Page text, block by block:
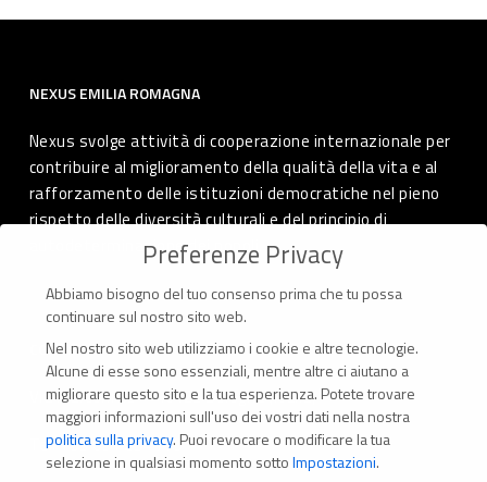
NEXUS EMILIA ROMAGNA
Nexus svolge attività di cooperazione internazionale per
contribuire al miglioramento della qualità della vita e al
rafforzamento delle istituzioni democratiche nel pieno
rispetto delle diversità culturali e del principio di
autodeterminazione dei popoli.
CONTATTI
Via Marconi 69 – 40122 Bologna (Italia)
Tel. +39 051 294 775
Preferenze Privacy
Abbiamo bisogno del tuo consenso prima che tu possa
continuare sul nostro sito web.
Nel nostro sito web utilizziamo i cookie e altre tecnologie.
Alcune di esse sono essenziali, mentre altre ci aiutano a
migliorare questo sito e la tua esperienza. Potete trovare
maggiori informazioni sull'uso dei vostri dati nella nostra
politica sulla privacy. Puoi revocare o modificare la tua
selezione in qualsiasi momento sottoImpostazioni.